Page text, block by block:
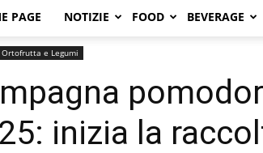
PAGE NOTIZIE FOOD BEVERAGE
Ortofrutta e Legumi
inizia la